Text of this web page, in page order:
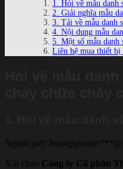
1. Hỏi về mẫu danh
2. Giải nghĩa mẫu
3. Tải về mẫu danh
4. Nội dung mẫu
5. Một số mẫu danh
Liên hệ mua thiết bị
Người gửi:
Xin chào Công ty Cổ phần